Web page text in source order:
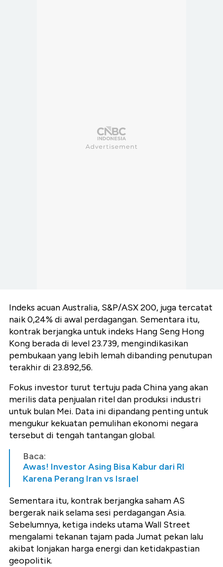
Indeks acuan Australia, S&P/ASX 200, juga tercatat
naik 0,24% di awal perdagangan. Sementara itu,
kontrak berjangka untuk indeks Hang Seng Hong
Kong berada di level 23.739, mengindikasikan
pembukaan yang lebih lemah dibanding penutupan
terakhir di 23.892,56.
Fokus investor turut tertuju pada China yang akan
merilis data penjualan ritel dan produksi industri
untuk bulan Mei. Data ini dipandang penting untuk
mengukur kekuatan pemulihan ekonomi negara
tersebut di tengah tantangan global.
Baca:
Awas! Investor Asing Bisa Kabur dari RI
Karena Perang Iran vs Israel
Sementara itu, kontrak berjangka saham AS
bergerak naik selama sesi perdagangan Asia.
Sebelumnya, ketiga indeks utama Wall Street
mengalami tekanan tajam pada Jumat pekan lalu
akibat lonjakan harga energi dan ketidakpastian
geopolitik.